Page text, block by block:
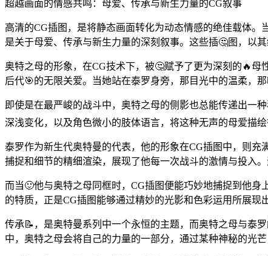
超越画面的情感共鸣：母爱、传承与新生力量的CG叙事
高清的CG插图，是将静态画面转化为动态情感的绝佳载体
是关于母爱、传承与新生力量的深刻叙事。这些插🤔图，以
奥特之母的形象，在CG技术下，被🤔赋予了更为深刻的🔥
后代🎯的无限关爱。当她站在泰罗身旁，那目光中的温柔，
即使是在最严峻的战斗中，奥特之母的侧影也总能传递出一
深浅变化，以及角色微小的肢体语言，将这种无声的母爱描
泰罗作为新生代奥特曼的代表，他的形象在CG插图中，则
捕捉和细节的精细渲染，展现了他每一次战斗的激情与投入
而当🙂他与奥特之母同框时，CG插图便能巧妙地捕捉到他
的特质，正是CG插图能够通过精妙的光影和色彩运用所展现
传承📝，是奥特曼系列中一个永恒的主题，而奥特之母与泰
中，奥特之母会将自己的力量的一部分，通过某种神秘的光